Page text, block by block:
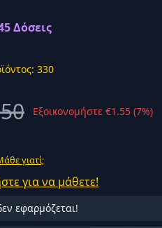
Δόσεις
330
Εξοικονομήστε €1.55 (7%)
γιατί;
για να μάθετε!
εφαρμόζεται!